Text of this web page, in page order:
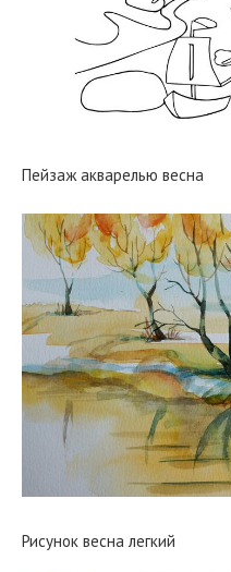
Пейзаж акварелью весна
Рисунок весна легкий